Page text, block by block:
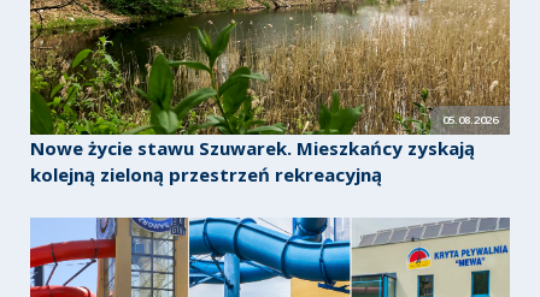
05.08.2026
Nowe życie stawu Szuwarek. Mieszkańcy zyskają
kolejną zieloną przestrzeń rekreacyjną